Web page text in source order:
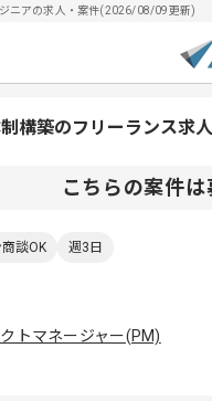
ジニアの求人・案件(2026/08/09更新)
制構築のフリーランス求
こちらの案件
談OK 週3日
トマネージャー(PM)